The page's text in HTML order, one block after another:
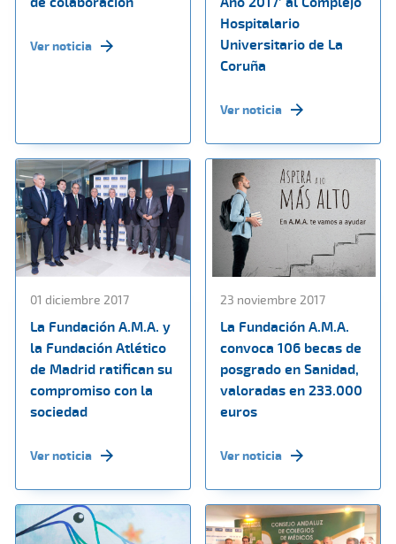
Ver noticia
Hospitalario
Universitario de La
Coruña
Ver noticia
01 diciembre 2017
La Fundación A.M.A. y
la Fundación Atlético
de Madrid ratifican su
compromiso con la
sociedad
Ver noticia
23 noviembre 2017
La Fundación A.M.A.
convoca 106 becas de
posgrado en Sanidad,
valoradas en 233.000
euros
Ver noticia